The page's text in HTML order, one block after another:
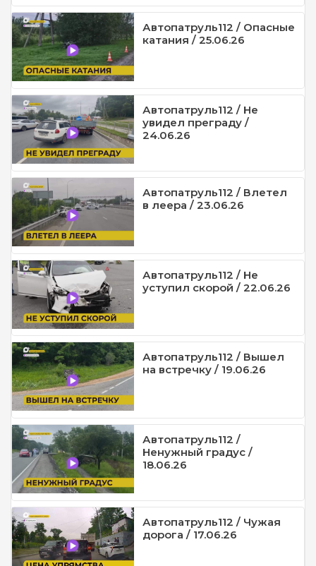
Автопатруль112 / Опасные
катания / 25.06.26
Автопатруль112 / Не
увидел преграду /
24.06.26
Автопатруль112 / Влетел
в леера / 23.06.26
Автопатруль112 / Не
уступил скорой / 22.06.26
Автопатруль112 / Вышел
на встречку / 19.06.26
Автопатруль112 /
Ненужный градус /
18.06.26
Автопатруль112 / Чужая
дорога / 17.06.26